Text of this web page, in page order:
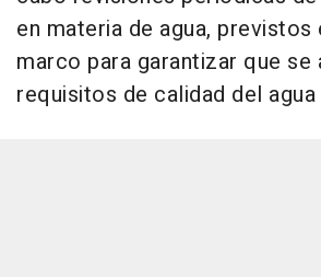
en materia de agua, previstos
marco para garantizar que se
requisitos de calidad del agua